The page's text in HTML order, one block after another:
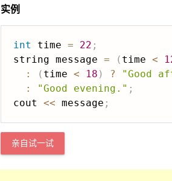
实例
int time = 22 ;
string message = ( time <
:
( time < 18 ) ?
"Good
:
"Good evening." ;
cout << message ;
亲自试一试